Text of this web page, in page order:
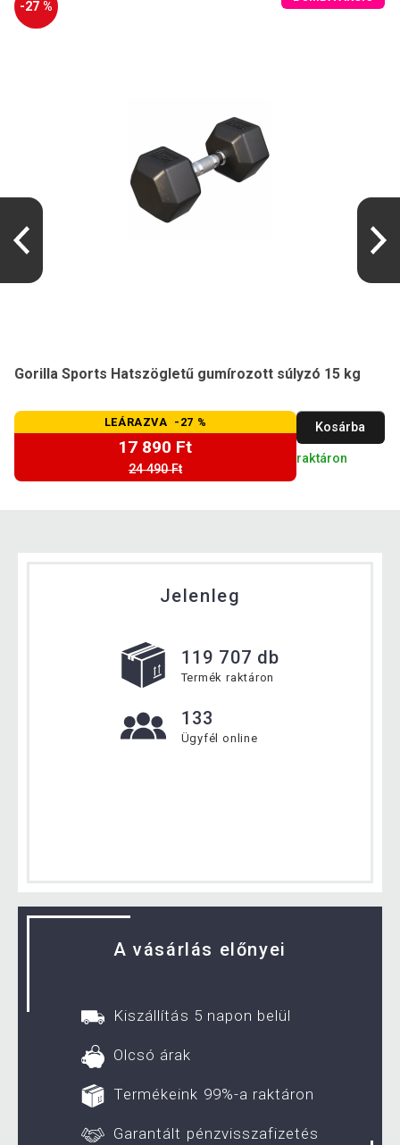
-27 %
Gorilla Sports Hatszögletű gumírozott súlyzó 15 kg
LEÁRAZVA -27 %
17 890 Ft
24 490 Ft
Kosárba
raktáron
Jelenleg
119 707 db
Termék raktáron
133
Ügyfél online
A vásárlás előnyei
Kiszállítás 5 napon belül
Olcsó árak
Termékeink 99%-a raktáron
Garantált pénzvisszafizetés